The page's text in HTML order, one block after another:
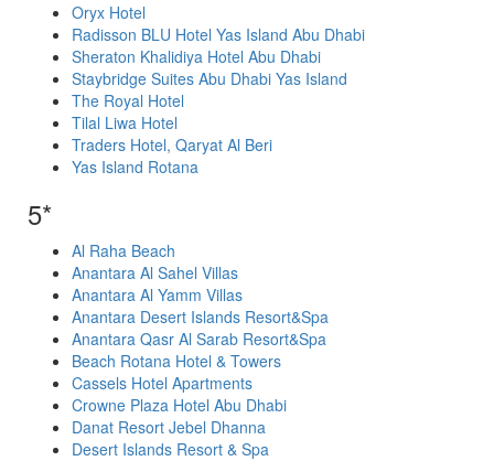
Oryx Hotel
Radisson BLU Hotel Yas Island Abu Dhabi
Sheraton Khalidiya Hotel Abu Dhabi
Staybridge Suites Abu Dhabi Yas Island
The Royal Hotel
Tilal Liwa Hotel
Traders Hotel, Qaryat Al Beri
Yas Island Rotana
5*
Al Raha Beach
Anantara Al Sahel Villas
Anantara Al Yamm Villas
Anantara Desert Islands Resort&Spa
Anantara Qasr Al Sarab Resort&Spa
Beach Rotana Hotel & Towers
Cassels Hotel Apartments
Crowne Plaza Hotel Abu Dhabi
Danat Resort Jebel Dhanna
Desert Islands Resort & Spa